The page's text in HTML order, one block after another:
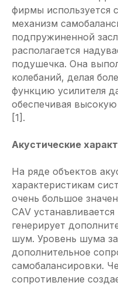
фирмы используется
механизм
подпружиненной
располагается
подушечка. Она
колебаний, делая
функцию усилителя
обеспечивая
[1].
Акустические
На ряде объектов
характеристикам
очень большое
CAV
генерирует
шум. Уровень шума
дополнительное
самобалансировки.
сопротивление